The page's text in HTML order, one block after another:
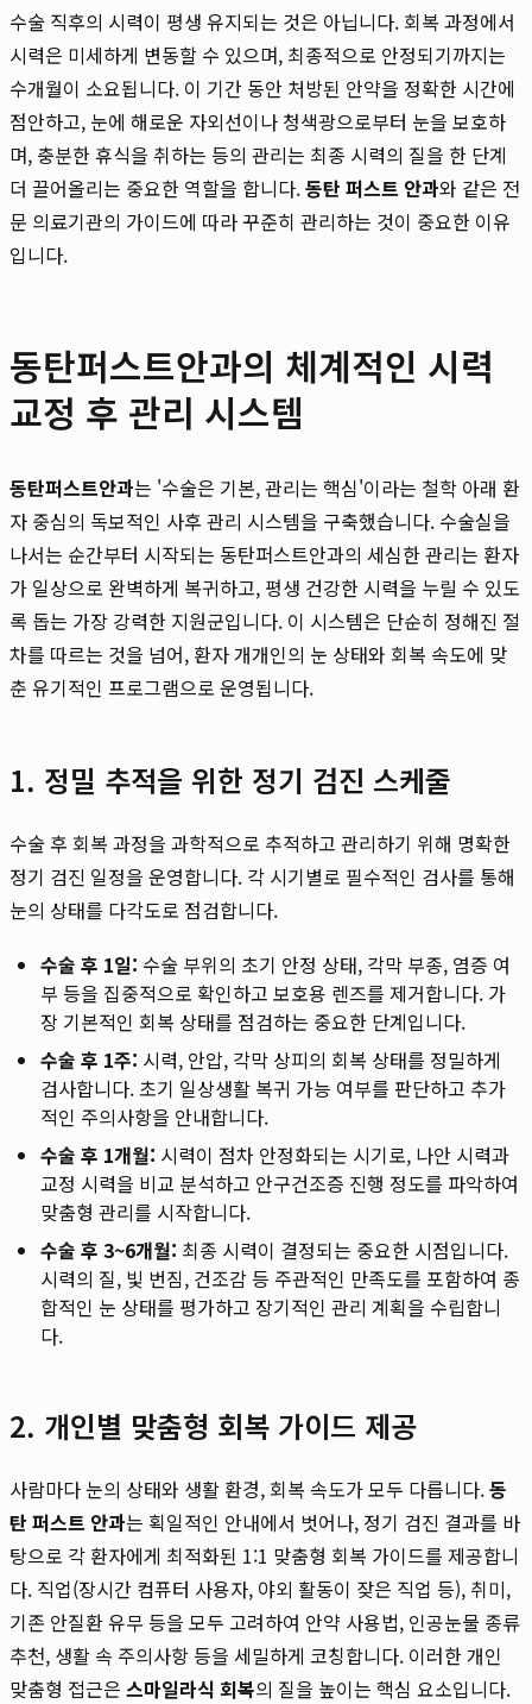
수술 직후의 시력이 평생 유지되는 것은 아닙니다. 회복 과정에서
시력은 미세하게 변동할 수 있으며, 최종적으로 안정되기까지는
수개월이 소요됩니다. 이 기간 동안 처방된 안약을 정확한 시간에
점안하고, 눈에 해로운 자외선이나 청색광으로부터 눈을 보호하
며, 충분한 휴식을 취하는 등의 관리는 최종 시력의 질을 한 단계
더 끌어올리는 중요한 역할을 합니다.동탄 퍼스트 안과와 같은 전
문 의료기관의 가이드에 따라 꾸준히 관리하는 것이 중요한 이유
입니다.
동탄퍼스트안과의 체계적인 시력
교정 후 관리 시스템
동탄퍼스트안과는 '수술은 기본, 관리는 핵심'이라는 철학 아래 환
자 중심의 독보적인 사후 관리 시스템을 구축했습니다. 수술실을
나서는 순간부터 시작되는 동탄퍼스트안과의 세심한 관리는 환자
가 일상으로 완벽하게 복귀하고, 평생 건강한 시력을 누릴 수 있도
록 돕는 가장 강력한 지원군입니다. 이 시스템은 단순히 정해진 절
차를 따르는 것을 넘어, 환자 개개인의 눈 상태와 회복 속도에 맞
춘 유기적인 프로그램으로 운영됩니다.
1. 정밀 추적을 위한 정기 검진 스케줄
수술 후 회복 과정을 과학적으로 추적하고 관리하기 위해 명확한
정기 검진 일정을 운영합니다. 각 시기별로 필수적인 검사를 통해
눈의 상태를 다각도로 점검합니다.
수술 후 1일: 수술 부위의 초기 안정 상태, 각막 부종, 염증 여
부 등을 집중적으로 확인하고 보호용 렌즈를 제거합니다. 가
장 기본적인 회복 상태를 점검하는 중요한 단계입니다.
수술 후 1주: 시력, 안압, 각막 상피의 회복 상태를 정밀하게
검사합니다. 초기 일상생활 복귀 가능 여부를 판단하고 추가
적인 주의사항을 안내합니다.
수술 후 1개월: 시력이 점차 안정화되는 시기로, 나안 시력과
교정 시력을 비교 분석하고 안구건조증 진행 정도를 파악하여
맞춤형 관리를 시작합니다.
수술 후 3~6개월: 최종 시력이 결정되는 중요한 시점입니다.
시력의 질, 빛 번짐, 건조감 등 주관적인 만족도를 포함하여 종
합적인 눈 상태를 평가하고 장기적인 관리 계획을 수립합니
다.
2. 개인별 맞춤형 회복 가이드 제공
사람마다 눈의 상태와 생활 환경, 회복 속도가 모두 다릅니다.동
탄 퍼스트 안과는 획일적인 안내에서 벗어나, 정기 검진 결과를 바
탕으로 각 환자에게 최적화된 1:1 맞춤형 회복 가이드를 제공합니
다. 직업(장시간 컴퓨터 사용자, 야외 활동이 잦은 직업 등), 취미,
기존 안질환 유무 등을 모두 고려하여 안약 사용법, 인공눈물 종류
추천, 생활 속 주의사항 등을 세밀하게 코칭합니다. 이러한 개인
맞춤형 접근은 스마일라식 회복의 질을 높이는 핵심 요소입니다.